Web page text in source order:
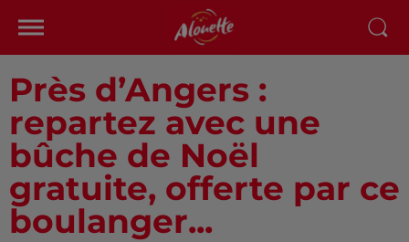
Près d’Angers :
repartez avec une
bûche de Noël
gratuite, offerte par ce
boulanger...